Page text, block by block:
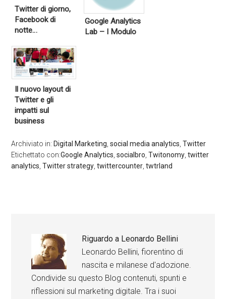
Twitter di giorno,
Facebook di
notte…
Google Analytics
Lab – I Modulo
Il nuovo layout di
Twitter e gli
impatti sul
business
Archiviato in: Digital Marketing ,social media analytics ,Twitter
Etichettato con:Google Analytics ,socialbro ,Twitonomy ,twitter
analytics ,Twitter strategy ,twittercounter ,twtrland
Riguardo a Leonardo Bellini
Leonardo Bellini, fiorentino di
nascita e milanese d'adozione.
Condivide su questo Blog contenuti, spunti e
riflessioni sul marketing digitale. Tra i suoi